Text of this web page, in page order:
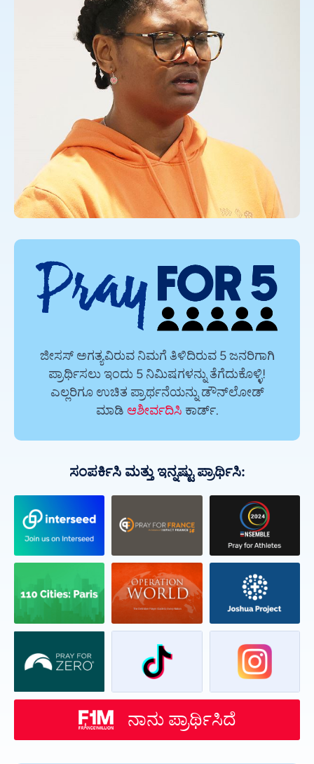
ಜೀಸಸ್ ಅಗತ್ಯವಿರುವ ನಿಮಗೆ ತಿಳಿದಿರುವ 5 ಜನರಿಗಾಗಿ
ಪ್ರಾರ್ಥಿಸಲು ಇಂದು 5 ನಿಮಿಷಗಳನ್ನು ತೆಗೆದುಕೊಳ್ಳಿ!
ಎಲ್ಲರಿಗೂ ಉಚಿತ ಪ್ರಾರ್ಥನೆಯನ್ನು ಡೌನ್‌ಲೋಡ್
ಮಾಡಿ ಆಶೀರ್ವದಿಸಿ ಕಾರ್ಡ್.
ಸಂಪರ್ಕಿಸಿ ಮತ್ತು ಇನ್ನಷ್ಟು ಪ್ರಾರ್ಥಿಸಿ:
ನಾನು ಪ್ರಾರ್ಥಿಸಿದೆ